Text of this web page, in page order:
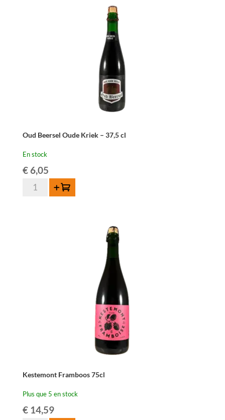
Oud Beersel Oude Kriek – 37,5 cl
En stock
€6,05
quantité
Ajouter au panier
Kestemont Framboos 75cl
Plus que 5 en stock
€14,59